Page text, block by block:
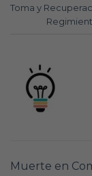
Toma y
Muerte en